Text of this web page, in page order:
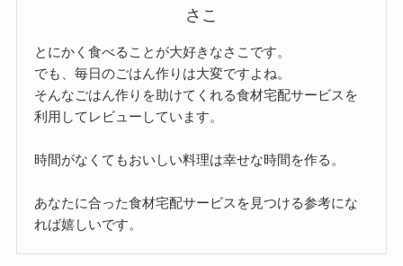
さこ
とにかく食べることが大好きなさこです。
でも、毎日のごはん作りは大変ですよね。
そんなごはん作りを助けてくれる食材宅配サービスを
利用してレビューしています。
時間がなくてもおいしい料理は幸せな時間を作る。
あなたに合った食材宅配サービスを見つける参考にな
れば嬉しいです。